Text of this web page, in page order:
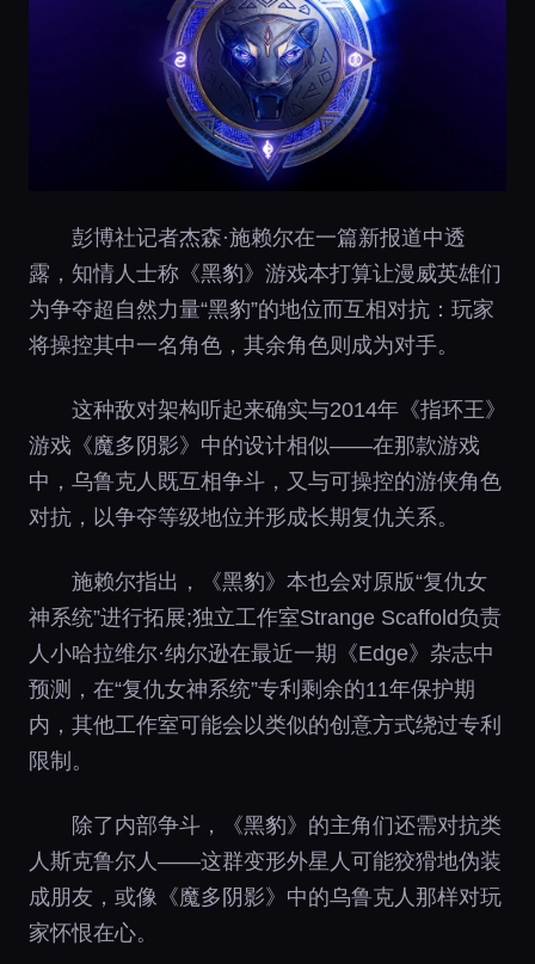
彭博社记者杰森·施赖尔在一篇新报道中透
露，知情人士称《黑豹》游戏本打算让漫威英雄们
为争夺超自然力量“黑豹”的地位而互相对抗：玩家
将操控其中一名角色，其余角色则成为对手。
这种敌对架构听起来确实与2014年《指环王》
游戏《魔多阴影》中的设计相似——在那款游戏
中，乌鲁克人既互相争斗，又与可操控的游侠角色
对抗，以争夺等级地位并形成长期复仇关系。
施赖尔指出，《黑豹》本也会对原版“复仇女
神系统”进行拓展;独立工作室Strange Scaffold负责
人小哈拉维尔·纳尔逊在最近一期《Edge》杂志中
预测，在“复仇女神系统”专利剩余的11年保护期
内，其他工作室可能会以类似的创意方式绕过专利
限制。
除了内部争斗，《黑豹》的主角们还需对抗类
人斯克鲁尔人——这群变形外星人可能狡猾地伪装
成朋友，或像《魔多阴影》中的乌鲁克人那样对玩
家怀恨在心。